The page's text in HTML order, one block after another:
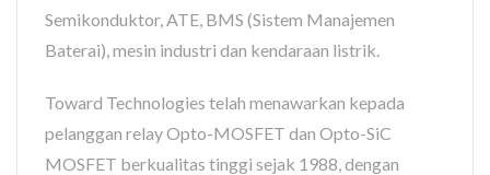
Semikonduktor, ATE, BMS (Sistem Manajemen
Baterai), mesin industri dan kendaraan listrik.
Toward Technologies telah menawarkan kepada
pelanggan relay Opto-MOSFET dan Opto-SiC
MOSFET berkualitas tinggi sejak 1988, dengan